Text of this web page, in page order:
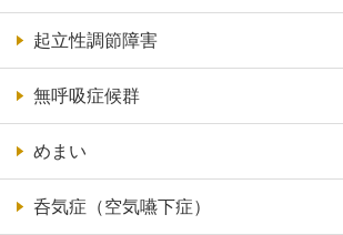
起立性調節障害
無呼吸症候群
めまい
呑気症（空気嚥下症）